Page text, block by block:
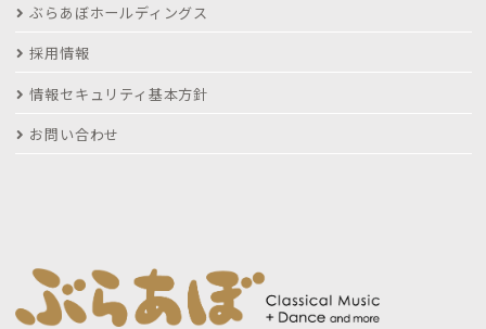
ぶらあぼホールディングス
採用情報
情報セキュリティ基本方針
お問い合わせ